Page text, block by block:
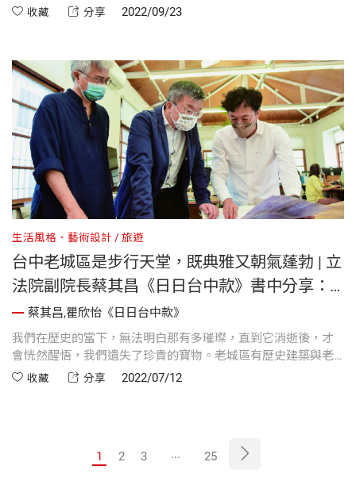
收藏 分享 2022/09/23
生活風格．藝術設計 旅遊
台中老城區是步行天堂，既典雅又朝氣蓬勃 | 立
法院副院長蔡其昌《日日台中款》書中分享：
中區還有很多遺失的記憶，需要被找回來
蔡其昌,瞿欣怡《日日台中款》
我們在歷史的當下，無法明白那有多璀璨，直到它消逝後，才
會恍然醒悟，我們遺失了珍貴的寶物。​老城區有歷史建築與老
故事，卻也有新來的人不斷造訪，創造新的故事。除了中央書
收藏 分享 2022/07/12
1 2 3 ... 25